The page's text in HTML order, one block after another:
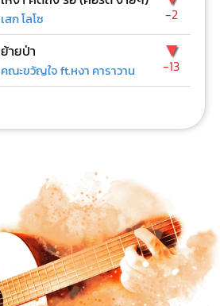
เสก โลโซ -2
ย้ายป่า
คณะขวัญใจ ft.หงา คาราวาน
▼
-13